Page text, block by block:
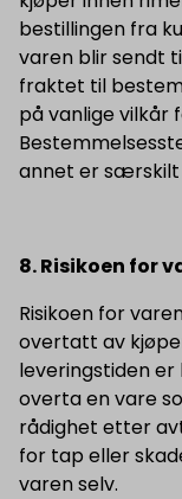
bestillingen fra
varen blir sendt
fraktet til
på vanlige vilkår
annet er
8. Risikoen for
Risikoen for
overtatt av
leveringstiden
overta en vare
rådighet etter
for tap eller
varen selv.